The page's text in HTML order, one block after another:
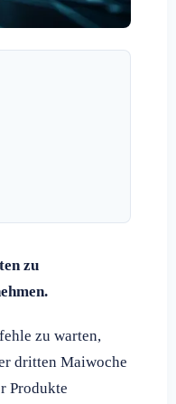
zu
zu warten,
dritten Maiwoche
Produkte